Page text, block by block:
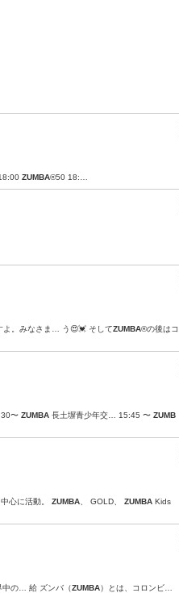
ZUMBA®︎50 18:…
よ。みなさま… う😍💓 そしてZUMBA®︎の後はコ
〜 ZUMBA 長土塀青少年交… 15:45 〜 ZUMB
心に活動。 ZUMBA 、 GOLD、 ZUMBA Kids
中の… 給 ズンバ（ZUMBA）とは、コロンビ…